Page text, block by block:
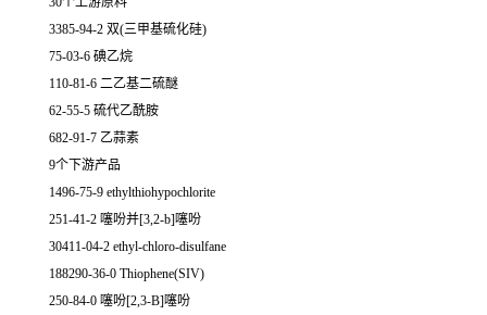
3385-94-2 双(三甲基硫化硅)
75-03-6 碘乙烷
110-81-6 二乙基二硫醚
62-55-5 硫代乙酰胺
682-91-7 乙蒜素
9个下游产品
1496-75-9 ethylthiohypochlorite
251-41-2 噻吩并[3,2-b]噻吩
30411-04-2 ethyl-chloro-disulfane
188290-36-0 Thiophene(SIV)
250-84-0 噻吩[2,3-B]噻吩